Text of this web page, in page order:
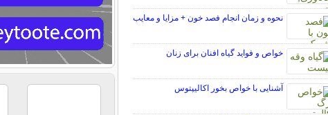
نحوه و زمان انجام فصد خون + مزایا و معایب
خواص و فواید گیاه افنان برای زنان
آشنایی با خواص بخور اکالیپتوس